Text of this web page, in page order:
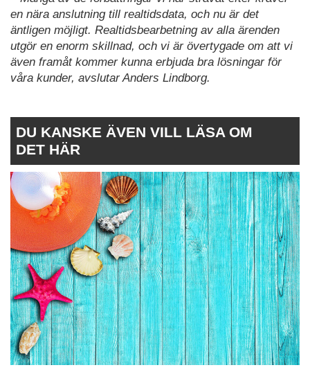
en nära anslutning till realtidsdata, och nu är det
äntligen möjligt. Realtidsbearbetning av alla ärenden
utgör en enorm skillnad, och vi är övertygade om att vi
även framåt kommer kunna erbjuda bra lösningar för
våra kunder, avslutar Anders Lindborg.
DU KANSKE ÄVEN VILL LÄSA OM
DET HÄR